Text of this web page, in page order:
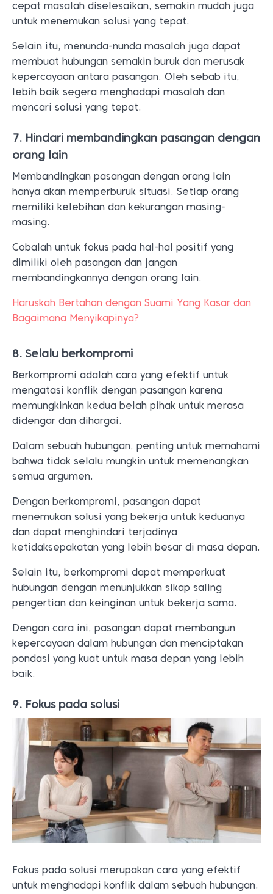
cepat masalah diselesaikan, semakin mudah juga
untuk menemukan solusi yang tepat.
Selain itu, menunda-nunda masalah juga dapat
membuat hubungan semakin buruk dan merusak
kepercayaan antara pasangan. Oleh sebab itu,
lebih baik segera menghadapi masalah dan
mencari solusi yang tepat.
7. Hindari membandingkan pasangan dengan
orang lain
Membandingkan pasangan dengan orang lain
hanya akan memperburuk situasi. Setiap orang
memiliki kelebihan dan kekurangan masing-
masing.
Cobalah untuk fokus pada hal-hal positif yang
dimiliki oleh pasangan dan jangan
membandingkannya dengan orang lain.
Haruskah Bertahan dengan Suami Yang Kasar dan
Bagaimana Menyikapinya?
8. Selalu berkompromi
Berkompromi adalah cara yang efektif untuk
mengatasi konflik dengan pasangan karena
memungkinkan kedua belah pihak untuk merasa
didengar dan dihargai.
Dalam sebuah hubungan, penting untuk memahami
bahwa tidak selalu mungkin untuk memenangkan
semua argumen.
Dengan berkompromi, pasangan dapat
menemukan solusi yang bekerja untuk keduanya
dan dapat menghindari terjadinya
ketidaksepakatan yang lebih besar di masa depan.
Selain itu, berkompromi dapat memperkuat
hubungan dengan menunjukkan sikap saling
pengertian dan keinginan untuk bekerja sama.
Dengan cara ini, pasangan dapat membangun
kepercayaan dalam hubungan dan menciptakan
pondasi yang kuat untuk masa depan yang lebih
baik.
9. Fokus pada solusi
Fokus pada solusi merupakan cara yang efektif
untuk menghadapi konflik dalam sebuah hubungan.